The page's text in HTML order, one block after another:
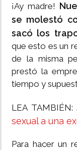
¡Ay madre!
se molestó
sacó los
que esto es un
de la misma
prestó la
tiempo y
LEA TAMBIÉN:
sexual a una
Para hacer un